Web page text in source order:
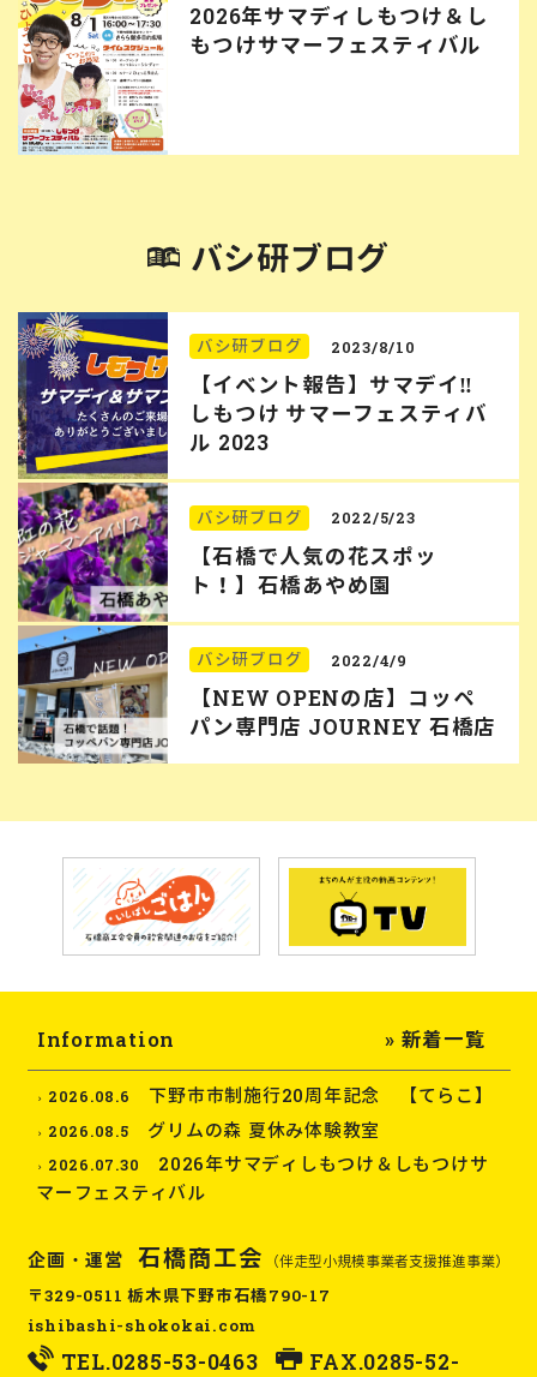
2026年サマディしもつけ＆し
もつけサマーフェスティバル
バシ研ブログ
バシ研ブログ 2023/8/10
【イベント報告】サマデイ‼︎
しもつけ サマーフェスティバ
ル 2023
バシ研ブログ 2022/5/23
【石橋で人気の花スポッ
ト！】石橋あやめ園
バシ研ブログ 2022/4/9
【NEW OPENの店】コッペ
パン専門店 JOURNEY 石橋店
Information » 新着一覧
2026.08.6 下野市市制施行20周年記念 【てらこ】
2026.08.5 グリムの森 夏休み体験教室
2026.07.30
2026年サマディしもつけ＆しもつけサ
マーフェスティバル
企画・運営 石橋商工会 （伴走型小規模事業者支援推進事業）
〒329-0511 栃木県下野市石橋790-17
ishibashi-shokokai.com
TEL.0285-53-0463
FAX.0285-52-